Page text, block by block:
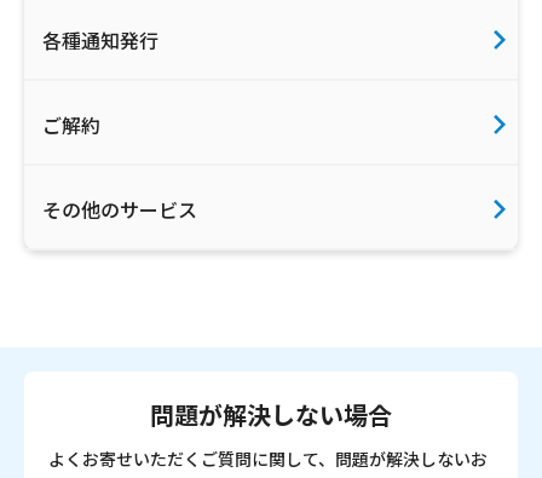
各種通知発行
ご解約
その他のサービス
問題が解決しない場合
よくお寄せいただくご質問に関して、問題が解決しないお